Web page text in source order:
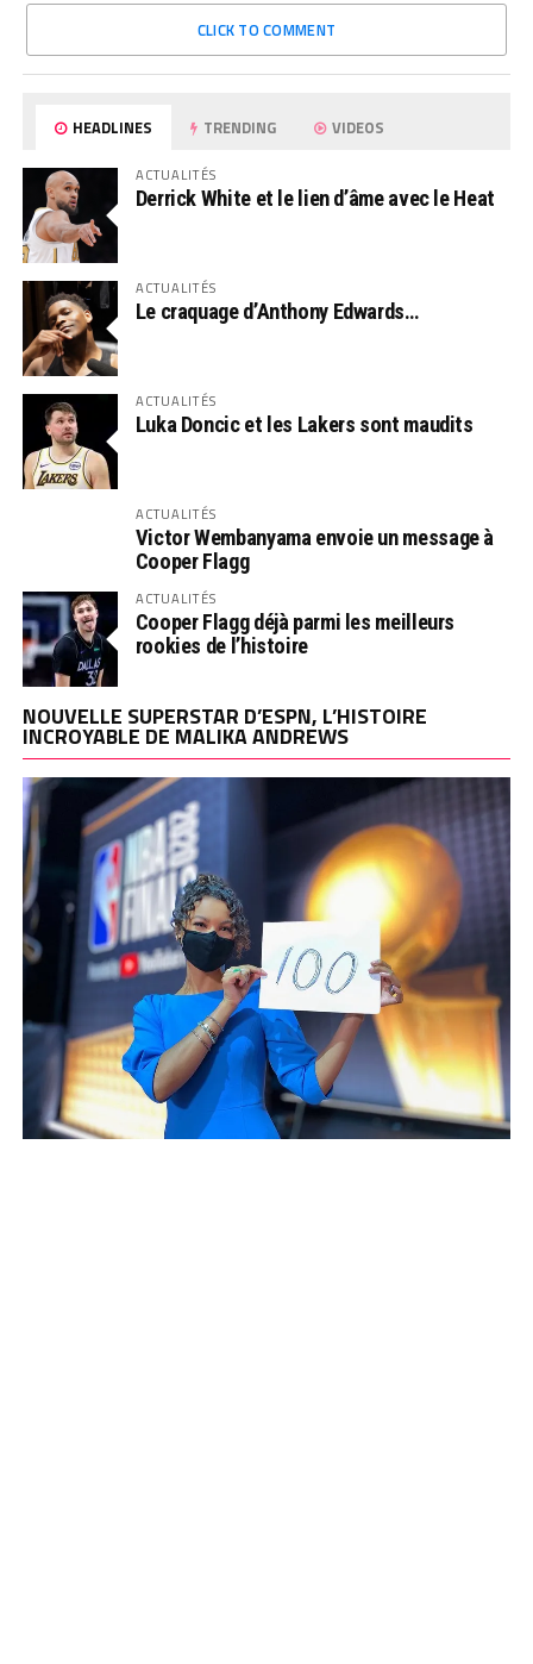
CLICK TO COMMENT
HEADLINES TRENDING VIDEOS
ACTUALITÉS
Derrick White et le lien d’âme avec le Heat
ACTUALITÉS
Le craquage d’Anthony Edwards…
ACTUALITÉS
Luka Doncic et les Lakers sont maudits
ACTUALITÉS
Victor Wembanyama envoie un message à
Cooper Flagg
ACTUALITÉS
Cooper Flagg déjà parmi les meilleurs
rookies de l’histoire
NOUVELLE SUPERSTAR D’ESPN, L’HISTOIRE
INCROYABLE DE MALIKA ANDREWS